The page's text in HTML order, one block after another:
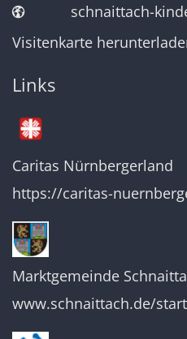
schnaittach-
Visitenkarte
Links
Caritas Nürnbergerland
https://caritas-
Marktgemeinde
www.schnaittach.de/